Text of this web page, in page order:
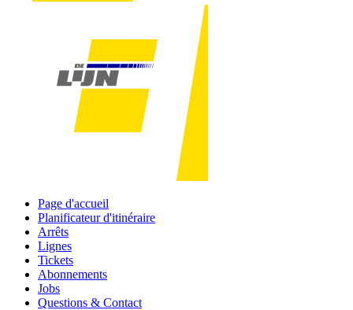
Page d'accueil
Planificateur d'itinéraire
Arrêts
Lignes
Tickets
Abonnements
Jobs
Questions & Contact